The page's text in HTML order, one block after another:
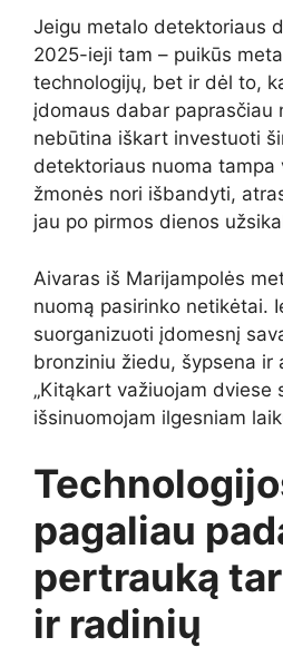
Jeigu metalo detektoriaus
2025-ieji tam – puikūs
technologijų, bet ir dėl to,
įdomaus dabar paprasčiau
nebūtina iškart investuoti
detektoriaus nuoma tampa
žmonės nori išbandyti,
jau po pirmos dienos
Aivaras iš Marijampolės
nuomą pasirinko netikėtai.
suorganizuoti įdomesnį
bronziniu žiedu, šypsena ir
„Kitąkart važiuojam dviese
išsinuomojam ilgesniam
pagaliau
pertrauką
ir radinių